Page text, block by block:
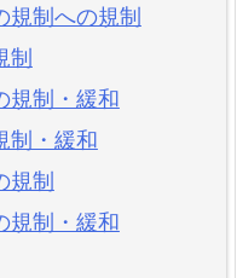
規制への規制
制
規制・緩和
制・緩和
規制
規制・緩和